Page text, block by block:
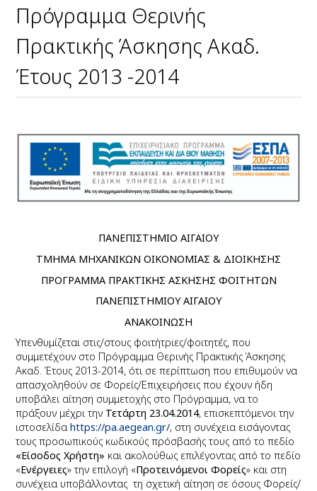
Πρόγραμμα Θερινής
Πρακτικής Άσκησης Ακαδ.
Έτους 2013 -2014
ΠΑΝΕΠΙΣΤΗΜΙΟ ΑΙΓΑΙΟΥ
ΤΜΗΜΑ ΜΗΧΑΝΙΚΩΝ ΟΙΚΟΝΟΜΙΑΣ & ΔΙΟΙΚΗΣΗΣ
ΠΡΟΓΡΑΜΜΑ ΠΡΑΚΤΙΚΗΣ ΑΣΚΗΣΗΣ ΦΟΙΤΗΤΩΝ
ΠΑΝΕΠΙΣΤΗΜΙΟΥ ΑΙΓΑΙΟΥ
ΑΝΑΚΟΙΝΩΣΗ
Υπενθυμίζεται στις/στους φοιτήτριες/φοιτητές, που
συμμετέχουν στο Πρόγραμμα Θερινής Πρακτικής Άσκησης
Ακαδ. Έτους 2013-2014, ότι σε περίπτωση που επιθυμούν να
απασχοληθούν σε Φορείς/Επιχειρήσεις που έχουν ήδη
υποβάλει αίτηση συμμετοχής στο Πρόγραμμα, να το
πράξουν μέχρι την Τετάρτη 23.04.2014, επισκεπτόμενοι την
ιστοσελίδαhttps://pa.aegean.gr/, στη συνέχεια εισάγοντας
τους προσωπικούς κωδικούς πρόσβασής τους από το πεδίο
«Είσοδος Χρήστη» και ακολούθως επιλέγοντας από το πεδίο
«Ενέργειες» την επιλογή «Προτεινόμενοι Φορείς» και στη
συνέχεια υποβάλλοντας τη σχετική αίτηση σε όσους Φορείς/